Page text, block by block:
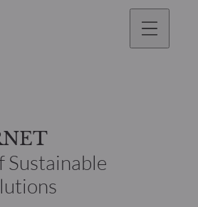
Sustainable